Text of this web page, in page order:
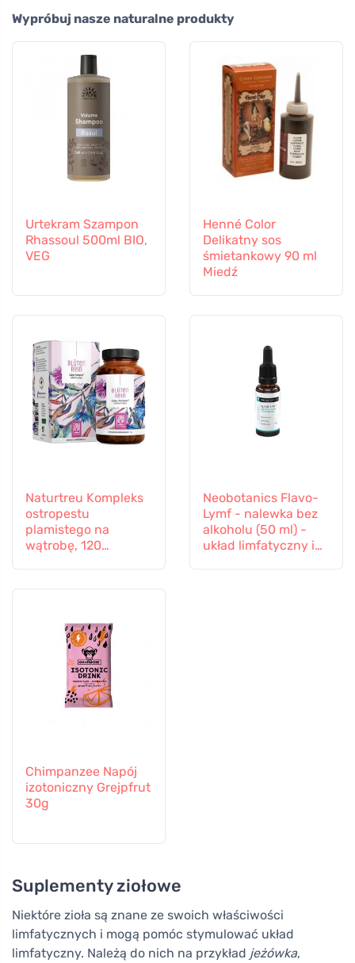
Wypróbuj nasze naturalne produkty
Urtekram Szampon
Rhassoul 500ml BIO,
VEG
Henné Color
Delikatny sos
śmietankowy 90 ml
Miedź
Naturtreu Kompleks
ostropestu
plamistego na
wątrobę, 120
Neobotanics Flavo-
Lymf - nalewka bez
alkoholu (50 ml) -
układ limfatyczny i
Chimpanzee Napój
izotoniczny Grejpfrut
30g
Suplementy ziołowe
Niektóre zioła są znane ze swoich właściwości
limfatycznych i mogą pomóc stymulować układ
limfatyczny. Należą do nich na przykład jeżówka,